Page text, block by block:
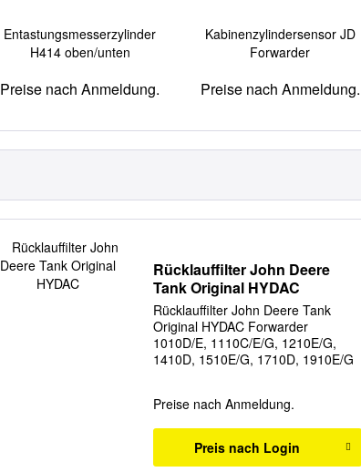
Entastungsmesserzylinder
H414 oben/unten
Preise nach Anmeldung.
Kabinenzylindersensor JD
Forwarder
Preise nach Anmeldung.
Rücklauffilter John Deere
Tank Original HYDAC
Rücklauffilter John Deere Tank
Original HYDAC Forwarder
1010D/E, 1110C/E/G, 1210E/G,
1410D, 1510E/G, 1710D, 1910E/G
Preise nach Anmeldung.
Preis nach Login